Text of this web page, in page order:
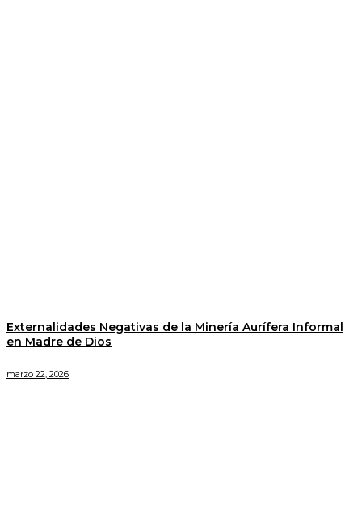
Externalidades Negativas de la Minería Aurífera Informal
en Madre de Dios
marzo 22, 2026